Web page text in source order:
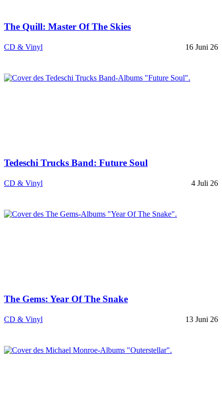
The Quill: Master Of The Skies
CD & Vinyl 16 Juni 26
Tedeschi Trucks Band: Future Soul
CD & Vinyl 4 Juli 26
The Gems: Year Of The Snake
CD & Vinyl 13 Juni 26